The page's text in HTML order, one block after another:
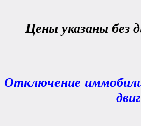
Цены указаны без
Отключение